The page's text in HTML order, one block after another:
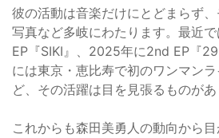
彼の活動は音楽だけにとどまらず、
写真など多岐にわたります。最近
EP『SIKI』、2025年に2nd EP『
には東京・恵比寿で初のワンマン
ど、その活躍は目を見張るものがあ
これからも森田美勇人の動向から